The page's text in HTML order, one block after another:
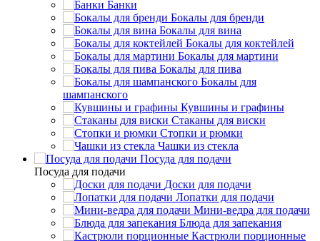
Банки
Бокалы для бренди
Бокалы для вина
Бокалы для коктейлей
Бокалы для мартини
Бокалы для пива
Бокалы для
шампанского
Кувшины и графины
Стаканы для виски
Стопки и рюмки
Чашки из стекла
Посуда для подачи
Посуда для подачи
Доски для подачи
Лопатки для подачи
Мини-ведра для подачи
Блюда для запекания
Кастрюли порционные